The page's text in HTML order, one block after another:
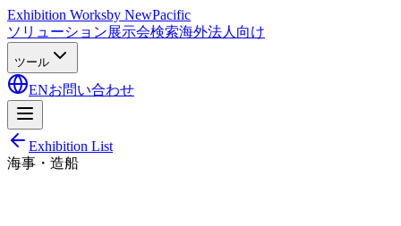
Exhibition Worksby NewPacific
ソリューション展示会検索海外法人向け
ツール
ENお問い合わせ
Exhibition List
海事・造船